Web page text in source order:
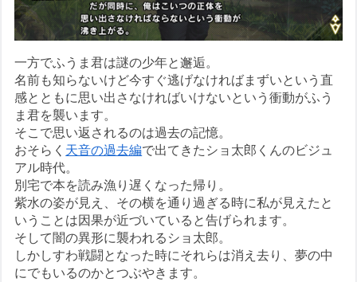
一方でふうま君は謎の少年と邂逅。
名前も知らないけど今すぐ逃げなければまずいという直
感とともに思い出さなければいけないという衝動がふう
ま君を襲います。
そこで思い返されるのは過去の記憶。
おそらく 天音の過去編で出てきたショ太郎くんのビジュ
アル時代。
別宅で本を読み漁り遅くなった帰り。
紫水の姿が見え、その横を通り過ぎる時に私が見えたと
いうことは因果が近づいていると告げられます。
そして闇の異形に襲われるショ太郎。
しかしすわ戦闘となった時にそれらは消え去り、夢の中
にでもいるのかとつぶやきます。